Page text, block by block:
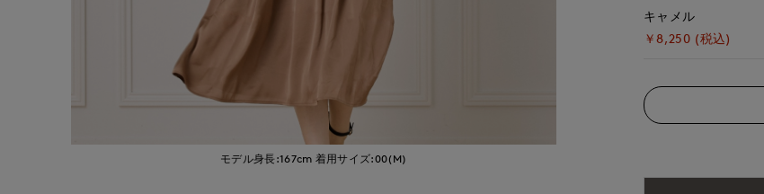
モデル身長:167cm 着用サイズ:00(M)
キャメル
￥8,250 (税込)